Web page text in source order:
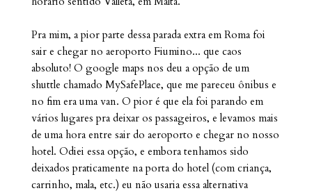
Pra mim, a pior parte dessa parada extra em Roma foi
sair e chegar no aeroporto Fiumino... que caos
absoluto! O google maps nos deu a opção de um
shuttle chamado MySafePlace, que me pareceu ônibus e
no fim era uma van. O pior é que ela foi parando em
vários lugares pra deixar os passageiros, e levamos mais
de uma hora entre sair do aeroporto e chegar no nosso
hotel. Odiei essa opção, e embora tenhamos sido
deixados praticamente na porta do hotel (com criança,
carrinho, mala, etc.) eu não usaria essa alternativa